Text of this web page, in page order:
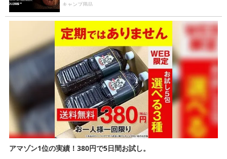
キャンプ用品
アマゾン1位の実績！380円で5日間お試し。